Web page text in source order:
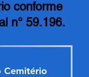
conforme
n° 59.196.
Cemitério